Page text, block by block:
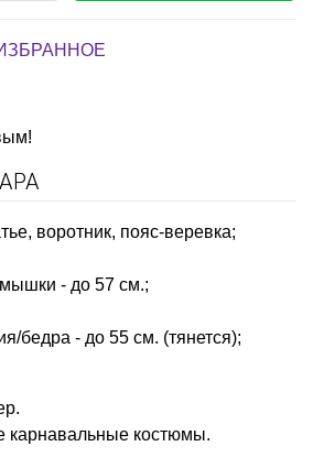
воротник, пояс-веревка;
- до 57 см.;
бедра - до 55 см. (тянется);
карнавальные костюмы.